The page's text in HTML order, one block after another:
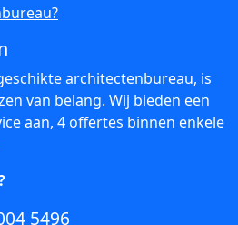
architectenbureau, is
van belang. Wij bieden een
aan, 4 offertes binnen enkele
5496